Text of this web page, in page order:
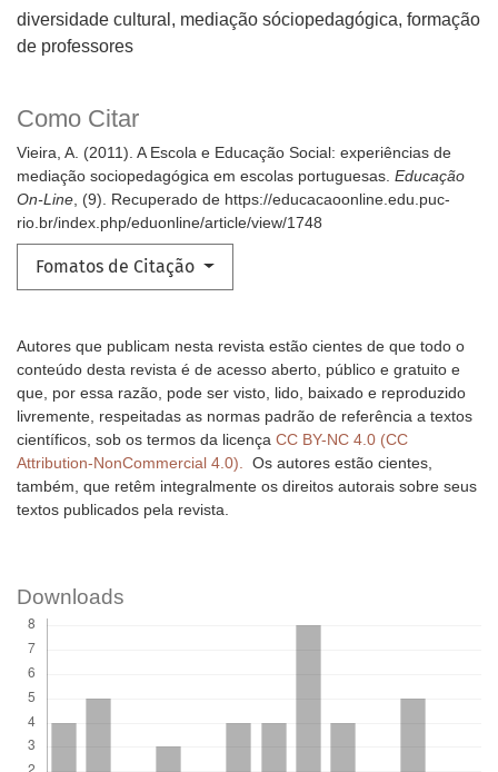
diversidade cultural mediação sóciopedagógica formação
de professores
Como Citar
Vieira, A. (2011). A Escola e Educação Social: experiências de
mediação sociopedagógica em escolas portuguesas. Educação
On-Line, (9). Recuperado de https://educacaoonline.edu.puc-
rio.br/index.php/eduonline/article/view/1748
Fomatos de Citação
Autores que publicam nesta revista estão cientes de que todo o
conteúdo desta revista é de acesso aberto, público e gratuito e
que, por essa razão, pode ser visto, lido, baixado e reproduzido
livremente, respeitadas as normas padrão de referência a textos
científicos, sob os termos da licença CC BY-NC 4.0 (CC
Attribution-NonCommercial 4.0). Os autores estão cientes,
também, que retêm integralmente os direitos autorais sobre seus
textos publicados pela revista.
Downloads